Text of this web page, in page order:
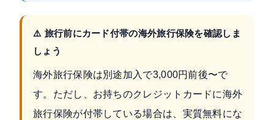
⚠️ 旅行前にカード付帯の海外旅行保険を確認しま
しょう
海外旅行保険は別途加入で3,000円前後〜で
す。ただし、お持ちのクレジットカードに海外
旅行保険が付帯している場合は、実質無料にな